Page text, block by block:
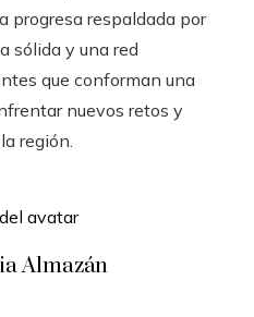
progresa respaldada por
sólida y una red
que conforman una
nuevos retos y
región.
Almazán